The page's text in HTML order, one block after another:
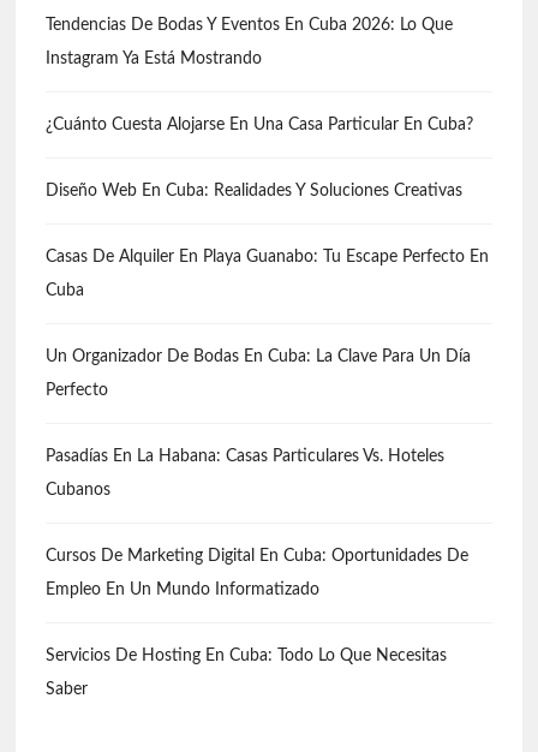
Tendencias De Bodas Y Eventos En Cuba 2026: Lo Que
Instagram Ya Está Mostrando
¿Cuánto Cuesta Alojarse En Una Casa Particular En Cuba?
Diseño Web En Cuba: Realidades Y Soluciones Creativas
Casas De Alquiler En Playa Guanabo: Tu Escape Perfecto En
Cuba
Un Organizador De Bodas En Cuba: La Clave Para Un Día
Perfecto
Pasadías En La Habana: Casas Particulares Vs. Hoteles
Cubanos
Cursos De Marketing Digital En Cuba: Oportunidades De
Empleo En Un Mundo Informatizado
Servicios De Hosting En Cuba: Todo Lo Que Necesitas
Saber